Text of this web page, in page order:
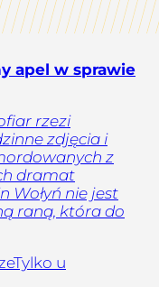
apel w sprawie
rzezi
zdjęcia i
z
dramat
Wołyń nie jest
raną, która do
Tylko u